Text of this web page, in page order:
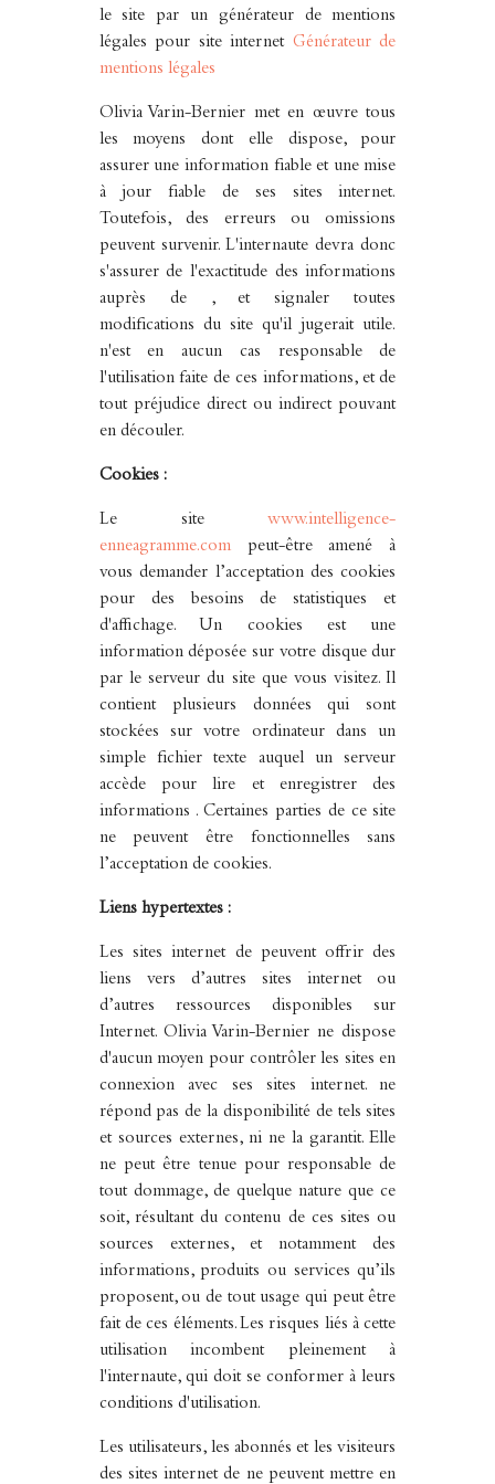
le site par un générateur de mentions
légales pour site internet Générateur de
mentions légales
Olivia Varin-Bernier met en œuvre tous
les moyens dont elle dispose, pour
assurer une information fiable et une mise
à jour fiable de ses sites internet.
Toutefois, des erreurs ou omissions
peuvent survenir. L'internaute devra donc
s'assurer de l'exactitude des informations
auprès de , et signaler toutes
modifications du site qu'il jugerait utile.
n'est en aucun cas responsable de
l'utilisation faite de ces informations, et de
tout préjudice direct ou indirect pouvant
en découler.
Cookies :
Le sitewww.intelligence-
enneagramme.compeut-être amené à
vous demander l’acceptation des cookies
pour des besoins de statistiques et
d'affichage. Un cookies est une
information déposée sur votre disque dur
par le serveur du site que vous visitez. Il
contient plusieurs données qui sont
stockées sur votre ordinateur dans un
simple fichier texte auquel un serveur
accède pour lire et enregistrer des
informations . Certaines parties de ce site
ne peuvent être fonctionnelles sans
l’acceptation de cookies.
Liens hypertextes :
Les sites internet de peuvent offrir des
liens vers d’autres sites internet ou
d’autres ressources disponibles sur
Internet. Olivia Varin-Bernier ne dispose
d'aucun moyen pour contrôler les sites en
connexion avec ses sites internet. ne
répond pas de la disponibilité de tels sites
et sources externes, ni ne la garantit. Elle
ne peut être tenue pour responsable de
tout dommage, de quelque nature que ce
soit, résultant du contenu de ces sites ou
sources externes, et notamment des
informations, produits ou services qu’ils
proposent, ou de tout usage qui peut être
fait de ces éléments. Les risques liés à cette
utilisation incombent pleinement à
l'internaute, qui doit se conformer à leurs
conditions d'utilisation.
Les utilisateurs, les abonnés et les visiteurs
des sites internet de ne peuvent mettre en